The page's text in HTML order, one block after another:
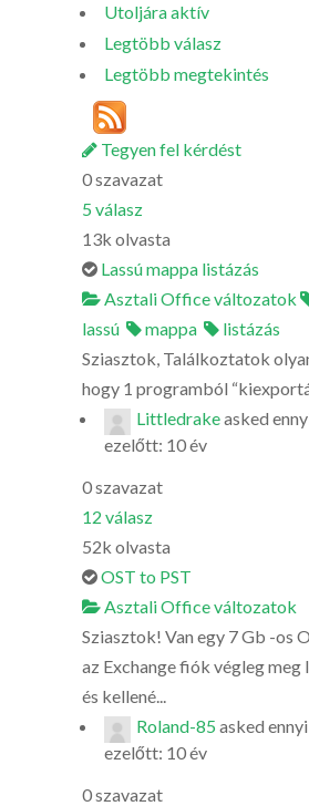
Utoljára aktív
Legtöbb válasz
Legtöbb megtekintés
Tegyen fel kérdést
0szavazat
5 válasz
13k olvasta
Lassú mappa listázás
Asztali Office változatok
lassú
mappa
listázás
Sziasztok, Találkoztatok
hogy 1 programból
Littledrakeasked
ezelőtt: 10 év
0szavazat
12 válasz
52k olvasta
OST to PST
Asztali Office változatok
Sziasztok! Van egy 7 Gb -os
az Exchange fiók végleg meg
és kellené...
Roland-85 asked
ezelőtt: 10 év
0szavazat